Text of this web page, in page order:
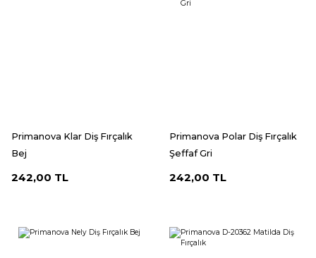
Primanova Klar Diş Fırçalık
Bej
242,00 TL
Primanova Polar Diş Fırçalık
Şeffaf Gri
242,00 TL